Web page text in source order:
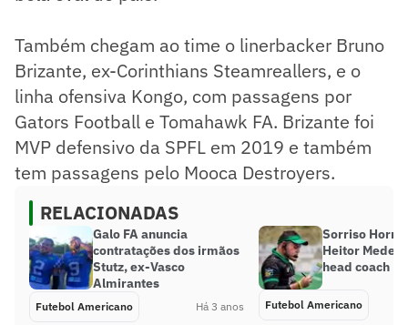
Também chegam ao time o linerbacker Bruno
Brizante, ex-Corinthians Steamreallers, e o
linha ofensiva Kongo, com passagens por
Gators Football e Tomahawk FA. Brizante foi
MVP defensivo da SPFL em 2019 e também
tem passagens pelo Mooca Destroyers.
RELACIONADAS
Galo FA anuncia
contratações dos irmãos
Stutz, ex-Vasco
Almirantes
Futebol Americano Há 3 anos
Sorriso
Heitor
head coach
Futebol Americano